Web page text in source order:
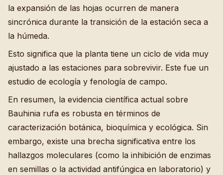
la expansión de las hojas ocurren de manera
sincrónica durante la transición de la estación seca a
la húmeda.
Esto significa que la planta tiene un ciclo de vida muy
ajustado a las estaciones para sobrevivir. Este fue un
estudio de ecología y fenología de campo.
En resumen, la evidencia científica actual sobre
Bauhinia rufa es robusta en términos de
caracterización botánica, bioquímica y ecológica. Sin
embargo, existe una brecha significativa entre los
hallazgos moleculares (como la inhibición de enzimas
en semillas o la actividad antifúngica en laboratorio) y